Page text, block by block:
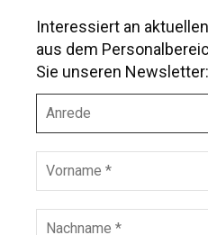
Interessiert an
aus dem
Sie unseren Newsletter:
r
e
e
r
n